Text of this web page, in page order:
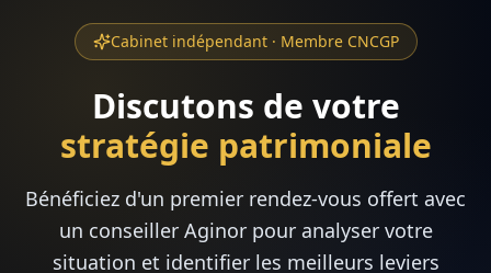
Cabinet indépendant · Membre CNCGP
Discutons de votre
stratégie patrimoniale
Bénéficiez d'un premier rendez-vous offert avec
un conseiller Aginor pour analyser votre
situation et identifier les meilleurs leviers